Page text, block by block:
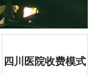
四川医院收费模式